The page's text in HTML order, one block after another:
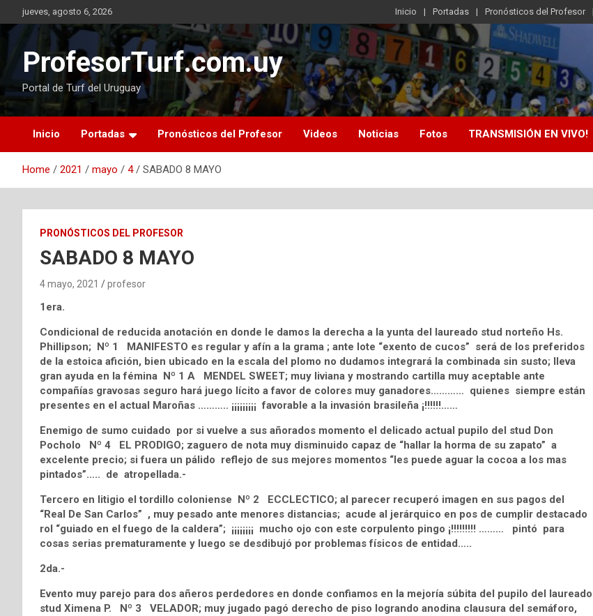
to
content
jueves, agosto 6, 2026 Inicio Portadas Pronósticos del Profesor
ProfesorTurf.com.uy
Portal de Turf del Uruguay
Inicio Portadas Pronósticos del Profesor Videos Noticias Fotos TRANSMISIÓN EN VIVO!
Home 2021 mayo 4 SABADO 8 MAYO
PRONÓSTICOS DEL PROFESOR
SABADO 8 MAYO
4 mayo, 2021 profesor
1era.
Condicional de reducida anotación en donde le damos la derecha a la yunta del laureado stud norteño Hs.
Phillipson; Nº 1 MANIFESTO es regular y afín a la grama ; ante lote “exento de cucos” será de los preferidos
de la estoica afición, bien ubicado en la escala del plomo no dudamos integrará la combinada sin susto; lleva
gran ayuda en la fémina Nº 1 A MENDEL SWEET; muy liviana y mostrando cartilla muy aceptable ante
compañías gravosas seguro hará juego lícito a favor de colores muy ganadores………… quienes siempre están
presentes en el actual Maroñas ……….. ¡¡¡¡¡¡¡¡¡ favorable a la invasión brasileña ¡!!!!!!……
Enemigo de sumo cuidado por si vuelve a sus añorados momento el delicado actual pupilo del stud Don
Pocholo Nº 4 EL PRODIGO; zaguero de nota muy disminuido capaz de “hallar la horma de su zapato” a
excelente precio; si fuera un pálido reflejo de sus mejores momentos “les puede aguar la cocoa a los mas
pintados”….. de atropellada.-
Tercero en litigio el tordillo coloniense Nº 2 ECCLECTICO; al parecer recuperó imagen en sus pagos del
“Real De San Carlos” , muy pesado ante menores distancias; acude al jerárquico en pos de cumplir destacado
rol “guiado en el fuego de la caldera”; ¡¡¡¡¡¡¡¡ mucho ojo con este corpulento pingo ¡!!!!!!!!! ……… pintó para
cosas serias prematuramente y luego se desdibujó por problemas físicos de entidad…..
2da.-
Evento muy parejo para dos añeros perdedores en donde confiamos en la mejoría súbita del pupilo del laureado
stud Ximena P. Nº 3 VELADOR; muy jugado pagó derecho de piso logrando anodina clausura del semáforo,